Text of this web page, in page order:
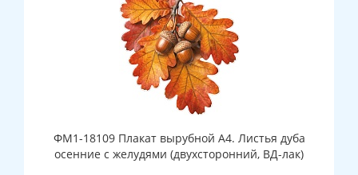
ФМ1-18109 Плакат вырубной А4. Листья дуба
осенние с желудями (двухсторонний, ВД-лак)